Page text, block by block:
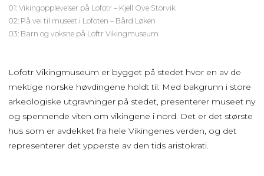
01: Vikingopplevelser på Lofotr – Kjell Ove Storvik
02: På vei til museet i Lofoten – Bård Løken
03: Barn og voksne på Loftr Vikingmuseum
Lofotr Vikingmuseum er bygget på stedet hvor en av de
mektige norske høvdingene holdt til. Med bakgrunn i store
arkeologiske utgravninger på stedet, presenterer museet ny
og spennende viten om vikingene i nord. Det er det største
hus som er avdekket fra hele Vikingenes verden, og det
representerer det ypperste av den tids aristokrati.